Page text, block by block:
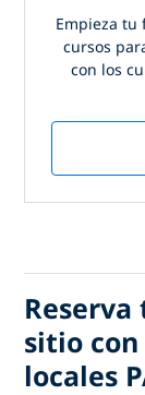
Empieza tu
cursos
con los
sitio
locales